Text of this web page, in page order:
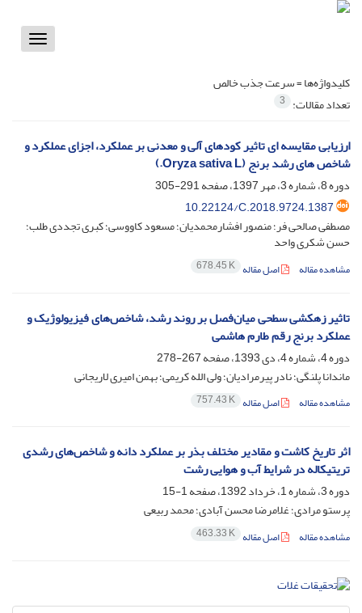
Toggle
کلیدواژه‌ها =سرعت جذب خالص
تعداد مقالات: 3
ارزیابی مقایسه ای تاثیر کودهای آلی و معدنی بر عملکرد، اجزای عملکرد و
شاخص های رشد برنج (Oryza sativa L.)
دوره 8، شماره 3، مهر 1397، صفحه
291-305
10.22124/C.2018.9724.1387
مصطفی صالحی فر؛ منصور افشارمحمدیان؛ مسعود کاووسی؛ کبری تجددی طلب؛
حسن شکری واحد
مشاهده مقاله اصل مقاله 678.45 K
تاثیر زهکشی سطحی میان‌فصل بر روند رشد، شاخص‌های فیزیولوژیک و
عملکرد برنج رقم طارم هاشمی
دوره 4، شماره 4، دی 1393، صفحه
267-278
ماندانا پلنگی؛ نادر پیرمرادیان؛ ولی الله کریمی؛ بهمن امیری لاریجانی
مشاهده مقاله اصل مقاله 757.43 K
اثر تاریخ کاشت و مقادیر مختلف بذر بر عملکرد دانه و شاخص‌های رشدی
تریتیکاله در شرایط آب و هوایی رشت
دوره 3، شماره 1، خرداد 1392، صفحه
1-15
پرستو مرادی؛ غلامرضا محسن آبادی؛ محمد ربیعی
مشاهده مقاله اصل مقاله 463.33 K